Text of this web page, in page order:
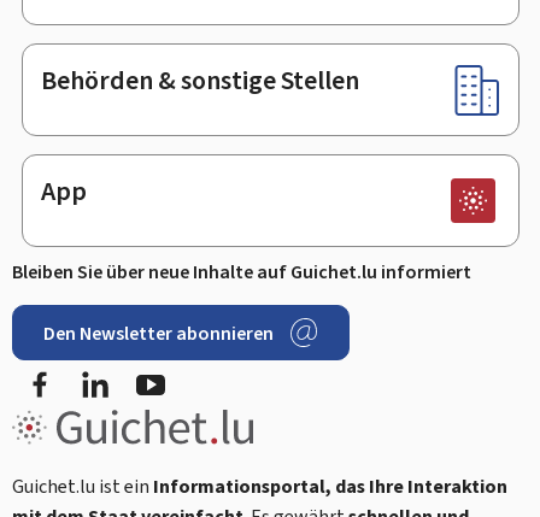
Behörden & sonstige Stellen
App
Bleiben Sie über neue Inhalte auf Guichet.lu informiert
Den Newsletter abonnieren
FacebookLinkedIn
Guichet.lu ist ein Informationsportal, das Ihre Interaktion